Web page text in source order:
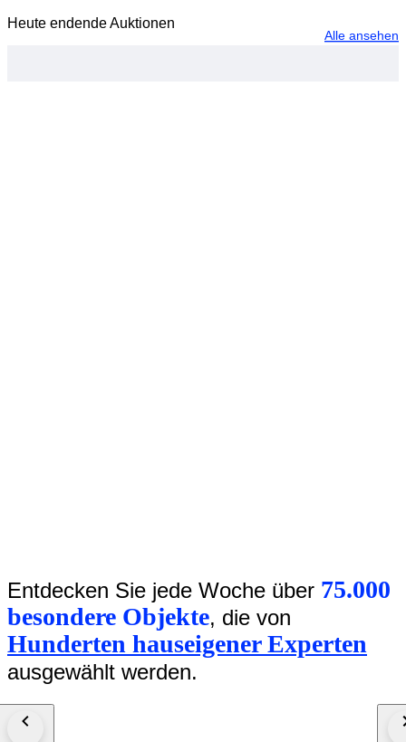
Heute endende Auktionen
Alle ansehen
Entdecken Sie jede Woche über 75.000
besondere Objekte, die von
Hunderten hauseigener Experten
ausgewählt werden.